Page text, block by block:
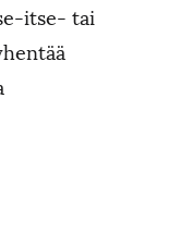
itse- tai